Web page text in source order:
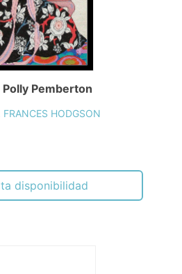
Polly Pemberton
FRANCES HODGSON
disponibilidad